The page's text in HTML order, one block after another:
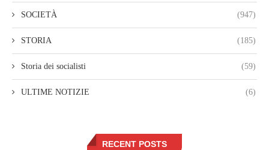
SOCIETÀ (947)
STORIA (185)
Storia dei socialisti (59)
ULTIME NOTIZIE (6)
RECENT POSTS